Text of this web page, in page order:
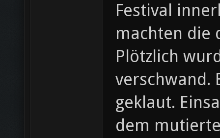
Festival
machten die
Plötzlich
verschwand.
geklaut.
dem